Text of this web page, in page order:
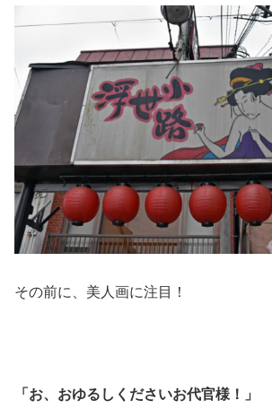
その前に、美人画に注目！
「お、おゆるしくださいお代官様！」